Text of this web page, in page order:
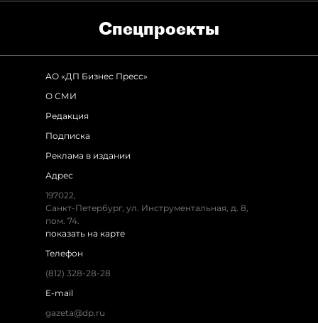
Спец­проекты
АО «ДП Бизнес Пресс»
О СМИ
Редакция
Подписка
Реклама в издании
Адрес
197022,
Санкт-Петербург, ул. Инструментальная, д. 8,
пом. 74.
показать на карте
Телефон
(812) 328-28-28
E-mail
gazeta@dp.ru